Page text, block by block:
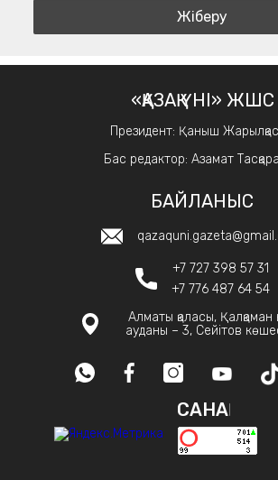
«ҚАЗАҚ ҮНІ» ЖШС
Президент: Қаныш
Бас редактор: Азамат
БАЙЛАНЫС
+7 727 398 57 31
+7 776 487 64 54
Алматы қаласы, Қалқаман
ауданы – 3, Сейітов
САНАҚ